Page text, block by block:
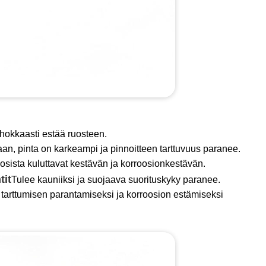
estää ruosteen.
pinta on karkeampi ja pinnoitteen tarttuvuus paranee.
kuluttavat kestävän ja korroosionkestävän.
Tulee kauniiksi ja suojaava suorituskyky paranee.
parantamiseksi ja korroosion estämiseksi